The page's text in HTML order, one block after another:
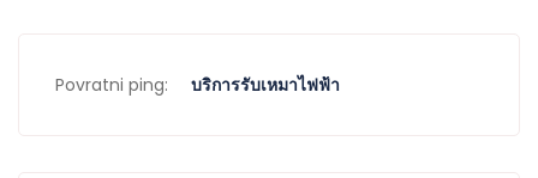
Povratni ping: บริการรับเหมาไฟฟ้า